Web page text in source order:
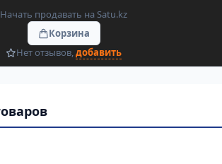
Начать продавать на Satu.kz
Корзина
Нет отзывов,добавить